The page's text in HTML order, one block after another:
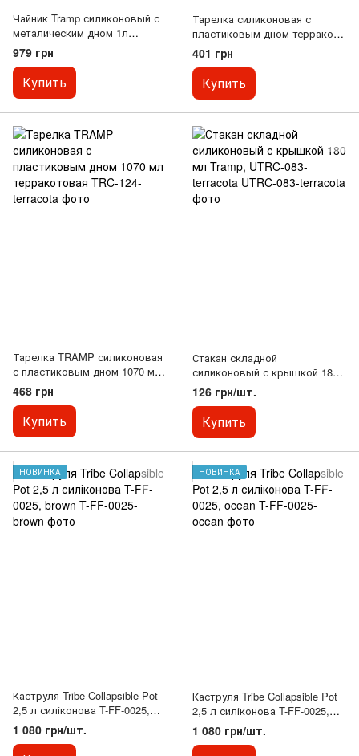
Чайник Tramp силиконовый с
металическим дном 1л
терракотовый
979 грн
Купить
Тарелка силиконовая с
пластиковым дном терракот
550 мл Tramp, TRC-123-
terracota
401 грн
Купить
Тарелка TRAMP силиконовая
с пластиковым дном 1070 мл
терракотовая
468 грн
Купить
Стакан складной
силиконовый с крышкой 180
мл Tramp, UTRC-083-terracota
126 грн/шт.
Купить
НОВИНКА
Каструля Tribe Collapsible Pot
2,5 л силіконова T-FF-0025,
brown
1 080 грн/шт.
НОВИНКА
Каструля Tribe Collapsible Pot
2,5 л силіконова T-FF-0025,
ocean
1 080 грн/шт.